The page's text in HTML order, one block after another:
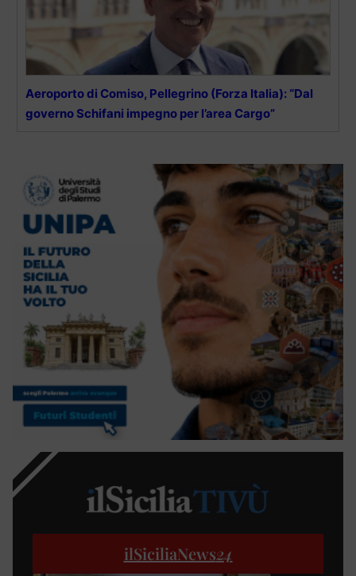
Aeroporto di Comiso, Pellegrino (Forza Italia): “Dal
governo Schifani impegno per l’area Cargo”
ilSiciliaNews24